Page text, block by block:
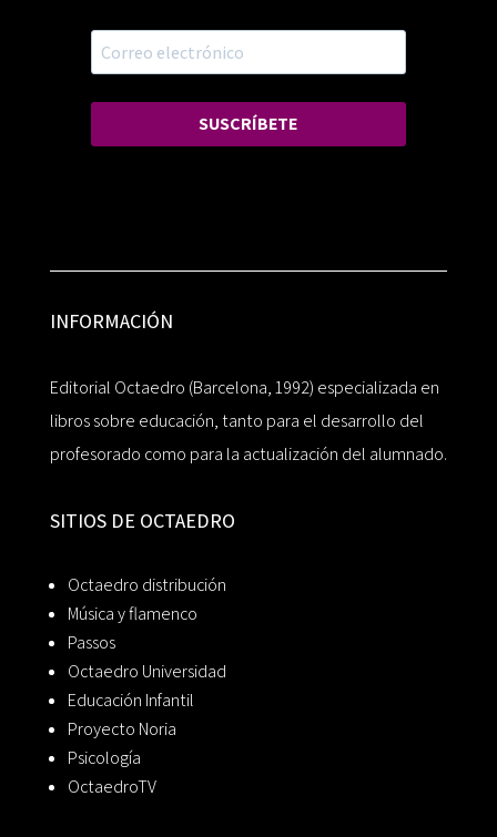
SUSCRÍBETE
INFORMACIÓN
Editorial Octaedro (Barcelona, 1992) especializada en
libros sobre educación, tanto para el desarrollo del
profesorado como para la actualización del alumnado.
SITIOS DE OCTAEDRO
Octaedro distribución
Música y flamenco
Passos
Octaedro Universidad
Educación Infantil
Proyecto Noria
Psicología
OctaedroTV